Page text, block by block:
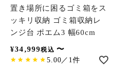
置き場所に困るゴミ箱をス
ッキリ収納 ゴミ箱収納レ
ンジ台 ポエム3 幅60cm
¥34,999税込 〜
5.00／1件